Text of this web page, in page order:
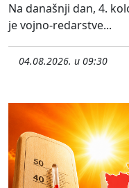
Na današnji dan, 4.
je vojno-redarstve...
04.08.2026. u 09:30